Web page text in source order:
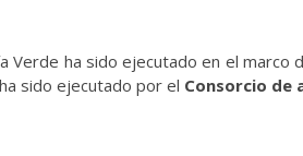
Verde ha sido ejecutado en el marco
sido ejecutado por el Consorcio de